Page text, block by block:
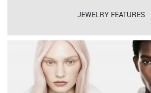
JEWELRY FEATURES